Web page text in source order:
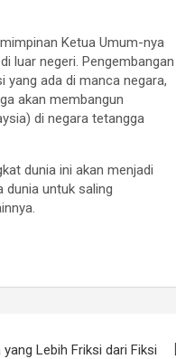
Ketua Umum-nya
luar negeri. Pengembangan
yang ada di manca negara,
akan membangun
di negara tetangga
dunia ini akan menjadi
dunia untuk saling
yang Lebih Friksi dari Fiksi